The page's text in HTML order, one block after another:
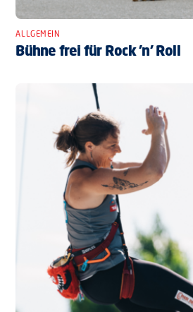
ALLGEMEIN
Bühne frei für Rock ’n’ Roll